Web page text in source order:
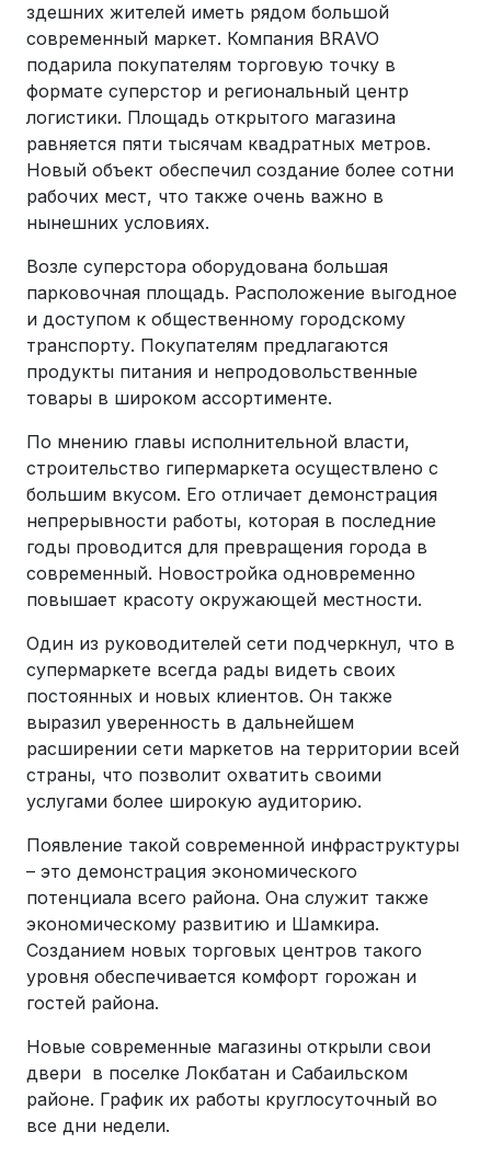
здешних жителей иметь рядом большой
современный маркет. Компания BRAVO
подарила покупателям торговую точку в
формате суперстор и региональный центр
логистики. Площадь открытого магазина
равняется пяти тысячам квадратных метров.
Новый объект обеспечил создание более сотни
рабочих мест, что также очень важно в
нынешних условиях.
Возле суперстора оборудована большая
парковочная площадь. Расположение выгодное
и доступом к общественному городскому
транспорту. Покупателям предлагаются
продукты питания и непродовольственные
товары в широком ассортименте.
По мнению главы исполнительной власти,
строительство гипермаркета осуществлено с
большим вкусом. Его отличает демонстрация
непрерывности работы, которая в последние
годы проводится для превращения города в
современный. Новостройка одновременно
повышает красоту окружающей местности.
Один из руководителей сети подчеркнул, что в
супермаркете всегда рады видеть своих
постоянных и новых клиентов. Он также
выразил уверенность в дальнейшем
расширении сети маркетов на территории всей
страны, что позволит охватить своими
услугами более широкую аудиторию.
Появление такой современной инфраструктуры
– это демонстрация экономического
потенциала всего района. Она служит также
экономическому развитию и Шамкира.
Созданием новых торговых центров такого
уровня обеспечивается комфорт горожан и
гостей района.
Новые современные магазины открыли свои
двери в поселке Локбатан и Сабаильском
районе. График их работы круглосуточный во
все дни недели.